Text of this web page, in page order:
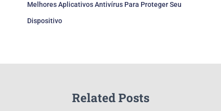
Melhores Aplicativos Antivírus Para Proteger Seu
Dispositivo
Related Posts